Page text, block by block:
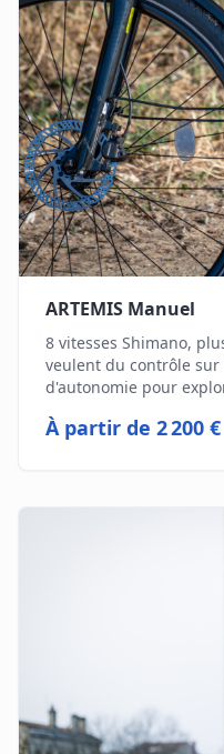
ARTEMIS Manuel
8 vitesses Shimano,
veulent du contrôle sur
d'autonomie pour
À partir de 2 200 €